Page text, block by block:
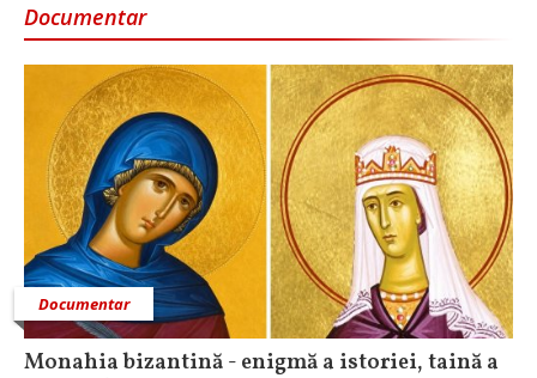
Documentar
Documentar
Monahia bizantină - enigmă a istoriei, taină a